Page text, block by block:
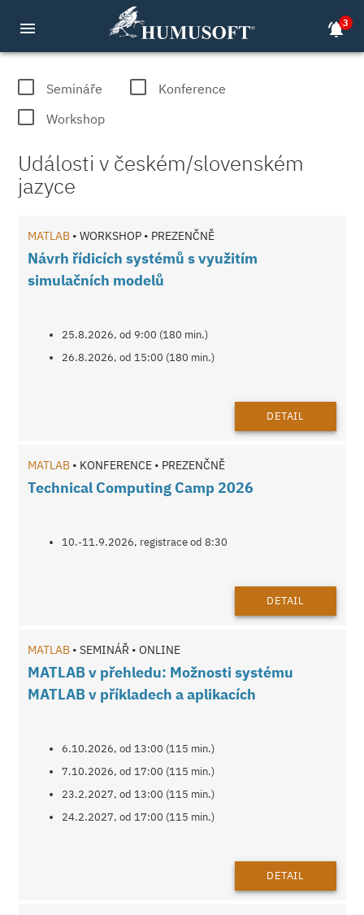
menu notifications_active3
MATLAB, COMSOL, dSPACE
Semináře
Konference
Workshop
Události v českém/slovenském
jazyce
MATLAB • WORKSHOP • PREZENČNĚ
Návrh řídicích systémů s využitím
simulačních modelů
25.8.2026, od 9:00 (180 min.)
26.8.2026, od 15:00 (180 min.)
DETAIL
MATLAB • KONFERENCE • PREZENČNĚ
Technical Computing Camp 2026
10.-11.9.2026, registrace od 8:30
DETAIL
MATLAB • SEMINÁŘ • ONLINE
MATLAB v přehledu: Možnosti systému
MATLAB v příkladech a aplikacích
6.10.2026, od 13:00 (115 min.)
7.10.2026, od 17:00 (115 min.)
23.2.2027, od 13:00 (115 min.)
24.2.2027, od 17:00 (115 min.)
DETAIL